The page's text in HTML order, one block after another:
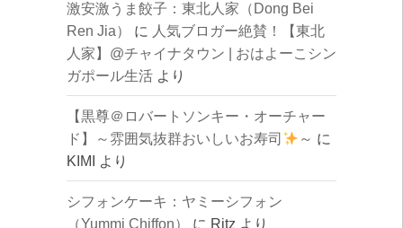
激安激うま餃子：東北人家（Dong Bei
Ren Jia）
に 人気ブロガー絶賛！【東北
人家】@チャイナタウン | おはよーこシン
ガポール生活より
【黒尊＠ロバートソンキー・オーチャー
ド】～雰囲気抜群おいしいお寿司
～ に
KIMI
より
シフォンケーキ：ヤミーシフォン
（Yummi Chiffon）
に Ritz より